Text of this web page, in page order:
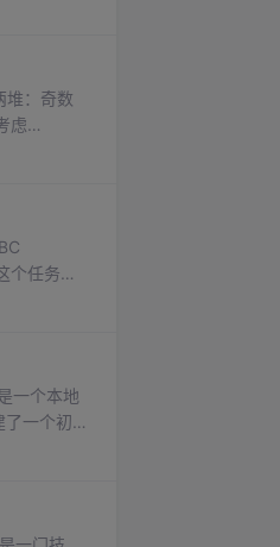
堆：奇数
虑
中的5提
个任务，
家Donald
一个本地
一个初
.动态...